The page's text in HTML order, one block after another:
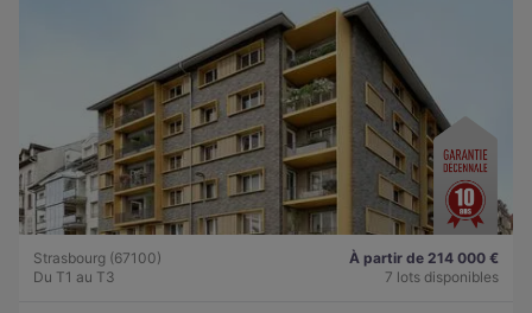
Strasbourg (67100)
Du T1 au T3
À partir de 214 000 €
7 lots disponibles